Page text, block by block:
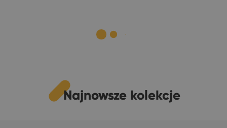
Najnowsze kolekcje